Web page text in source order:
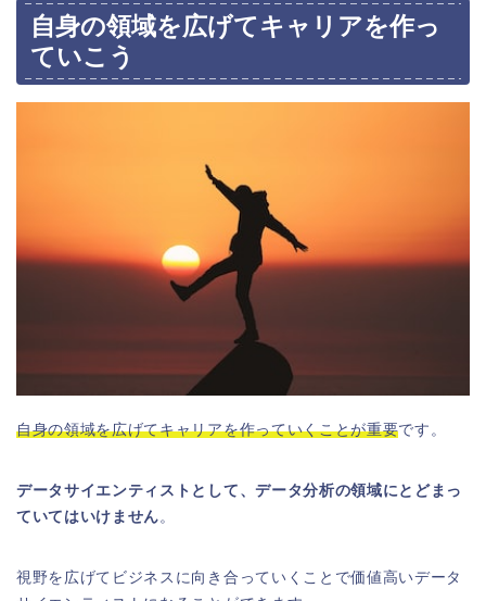
自身の領域を広げてキャリアを作っ
ていこう
自身の領域を広げてキャリアを作っていくことが重要です。
データサイエンティストとして、データ分析の領域にとどまっ
ていてはいけません。
視野を広げてビジネスに向き合っていくことで価値高いデータ